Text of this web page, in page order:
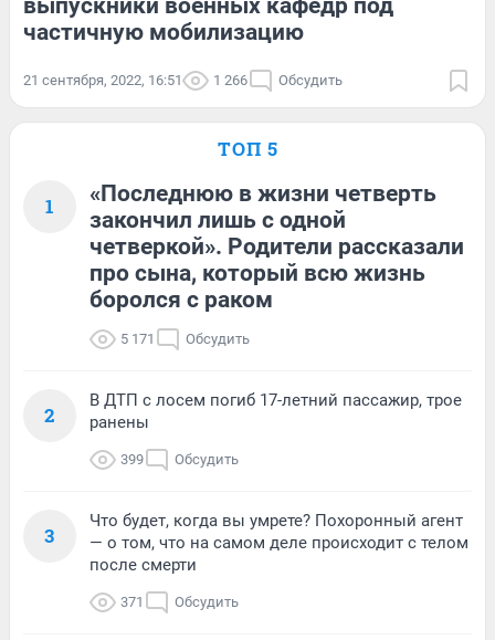
частичную мобилизацию
21 сентября, 2022, 16:51 1 266 Обсудить
ТОП 5
1
«Последнюю в жизни четверть
закончил лишь с одной
четверкой». Родители рассказали
про сына, который всю жизнь
боролся с раком
5 171 Обсудить
2
В ДТП с лосем погиб 17-летний пассажир, трое
ранены
399 Обсудить
3
Что будет, когда вы умрете? Похоронный агент
— о том, что на самом деле происходит с телом
после смерти
371 Обсудить